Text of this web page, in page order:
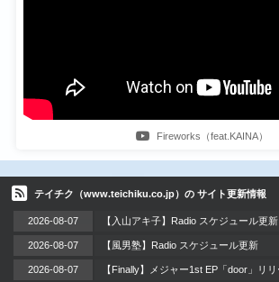
Fireworks（feat.KAINA）
テイチク（www.teichiku.co.jp）の サイト更新情報
2026-08-07 【入山アキ子】Radio スケジュール更新
2026-08-07 【風男塾】Radio スケジュール更新
2026-08-07